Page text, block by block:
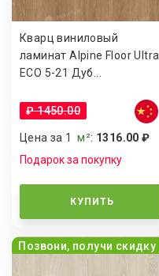
Кварц виниловый
ламинат Alpine Floor Ultra
ECO 5-21 Дуб...
₽ 1450.00
Цена за 1м²: 1316.00 ₽
Подарок за покупку
КУПИТЬ
Позвони, получи скидку